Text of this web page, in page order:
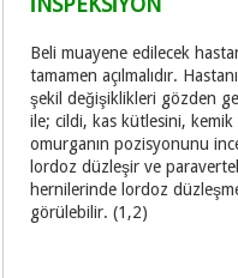
Beli muayene edilecek
tamamen açılmalıdır.
şekil değişiklikleri gözden
ile; cildi, kas kütlesini, kemik
omurganın pozisyonunu
lordoz düzleşir ve
hernilerinde lordoz
görülebilir. (1,2)